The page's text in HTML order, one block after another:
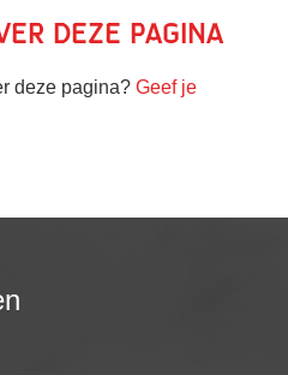
deze pagina
deze pagina? Geef je